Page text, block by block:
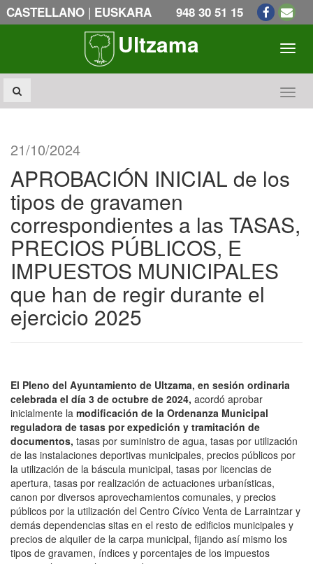
CASTELLANO | EUSKARA 948 30 51 15
Ultzama
21/10/2024
APROBACIÓN INICIAL de los
tipos de gravamen
correspondientes a las TASAS,
PRECIOS PÚBLICOS, E
IMPUESTOS MUNICIPALES
que han de regir durante el
ejercicio 2025
El Pleno del Ayuntamiento de Ultzama, en sesión ordinaria
celebrada el día 3 de octubre de 2024, acordó aprobar
inicialmente la modificación de la Ordenanza Municipal
reguladora de tasas por expedición y tramitación de
documentos, tasas por suministro de agua, tasas por utilización
de las instalaciones deportivas municipales, precios públicos por
la utilización de la báscula municipal, tasas por licencias de
apertura, tasas por realización de actuaciones urbanísticas,
canon por diversos aprovechamientos comunales, y precios
públicos por la utilización del Centro Cívico Venta de Larraintzar y
demás dependencias sitas en el resto de edificios municipales y
precios de alquiler de la carpa municipal, fijando así mismo los
tipos de gravamen, índices y porcentajes de los impuestos